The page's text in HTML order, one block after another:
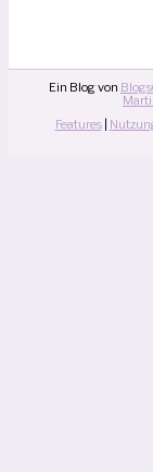
Ein Blog von
Features|